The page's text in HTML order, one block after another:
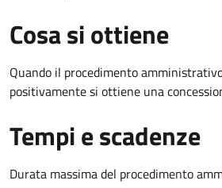
Cosa si ottiene
Quando il procedimento
positivamente si ottiene una
Tempi e scadenze
Durata massima del procedimento